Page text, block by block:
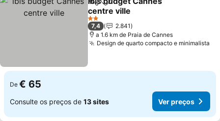
PartilharAdicionar aos favoritos
centre ville
Ver preços
2 Estrelas
7,4
2.841
a 1.6 km de Praia de Cannes
Design de quarto compacto e minimalista
De € 65
Consulte os preços de 13 sites Ver preços